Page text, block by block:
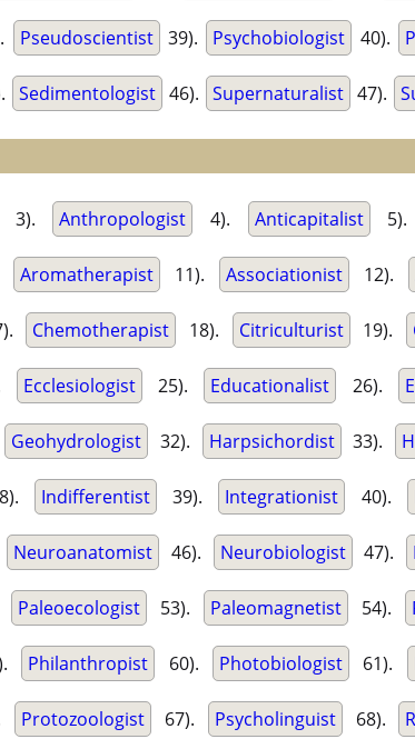
Pseudoscientist 39). Psychobiologist 40).
Sedimentologist 46). Supernaturalist 47).
3). Anthropologist 4). Anticapitalist 5).
Aromatherapist 11). Associationist 12).
Chemotherapist 18). Citriculturist 19).
Ecclesiologist 25). Educationalist 26).
Geohydrologist 32). Harpsichordist 33).
Indifferentist 39). Integrationist 40).
Neuroanatomist 46). Neurobiologist 47).
Paleoecologist 53). Paleomagnetist 54).
Philanthropist 60). Photobiologist 61).
Protozoologist 67). Psycholinguist 68).